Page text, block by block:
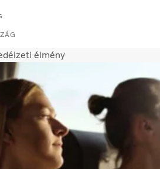
Kereskedő keresése
élmény